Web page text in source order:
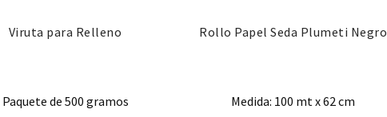
Viruta para Relleno
Paquete de 500 gramos
Rollo Papel Seda Plumeti Negro
Medida: 100 mt x 62 cm